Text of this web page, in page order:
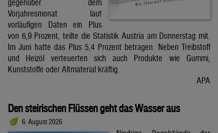
gegenüber dem
Vorjahresmonat laut
vorläufigen Daten ein Plus
von 6,9 Prozent, teilte die Statistik Austria am Donnerstag mit.
Im Juni hatte das Plus 5,4 Prozent betragen. Neben Treibstoff
und Heizöl verteuerten sich auch Produkte wie Gummi,
Kunststoffe oder Altmaterial kräftig.
APA
Den steirischen Flüssen geht das Wasser aus
6. August 2026